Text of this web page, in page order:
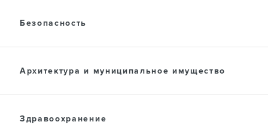
Безопасность
Архитектура и муниципальное имущество
Здравоохранение